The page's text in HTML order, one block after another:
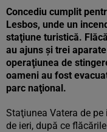
Concediu cumplit
Lesbos, unde un
staţiune turistică.
au ajuns şi trei
operaţiunea de
oameni au fost
parc naţional.
Staţiunea Vatera de
de ieri, după ce